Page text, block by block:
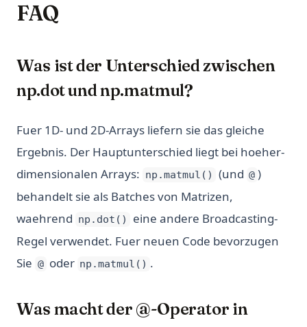
FAQ
Was ist der Unterschied zwischen
np.dot und np.matmul?
Fuer 1D- und 2D-Arrays liefern sie das gleiche
Ergebnis. Der Hauptunterschied liegt bei hoeher-
dimensionalen Arrays: np.matmul() (und @ )
behandelt sie als Batches von Matrizen,
waehrend np.dot()
eine andere Broadcasting-
Regel verwendet. Fuer neuen Code bevorzugen
Sie @ oder np.matmul() .
Was macht der @-Operator in